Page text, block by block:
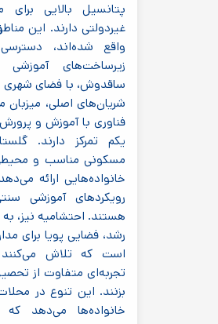
پتانسیل بالایی برای مدارس
غیردولتی دارند. این مناطق که در نزدیکی
واقع شده‌اند، دسترسی خوبی به
زیرساخت‌های آموزشی فراهم
ساقدوش، با فضای شهری مدرن و
شریان‌های اصلی، میزبان مدارسی است که
فناوری با آموزش و پرورش مهارت‌های
یکم تمرکز دارند. گلستان، با داشتن
مسکونی مناسب و محیطی امن،
خانواده‌هایی ارائه می‌دهد که به دنبال
رویکردهای آموزشی سنتی‌تر اما با
هستند. احتشامیه نیز، به عنوان یکی از
رشد، فضایی پویا برای مدارس غیردولتی
است که تلاش می‌کنند با برنامه‌های
تجربه‌ای متفاوت از تحصیل را برای
بزنند. این تنوع در محلات اطراف، این
خانواده‌ها می‌دهد که انتخاب‌های